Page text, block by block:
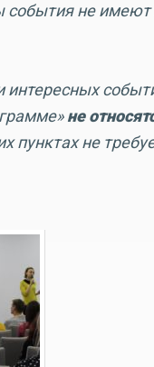
события не
не
пунктах не